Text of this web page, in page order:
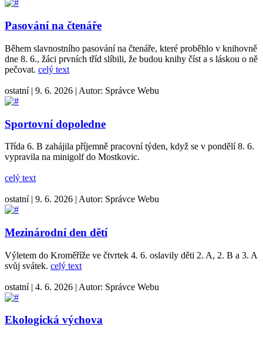
Pasování na čtenáře
Během slavnostního pasování na čtenáře, které proběhlo v knihovně
dne 8. 6., žáci prvních tříd slíbili, že budou knihy číst a s láskou o ně
pečovat. celý text
ostatní | 9. 6. 2026 | Autor: Správce Webu
Sportovní dopoledne
Třída 6. B zahájila příjemně pracovní týden, když se v pondělí 8. 6.
vypravila na minigolf do Mostkovic.
celý text
ostatní | 9. 6. 2026 | Autor: Správce Webu
Mezinárodní den dětí
Výletem do Kroměříže ve čtvrtek 4. 6. oslavily děti 2. A, 2. B a 3. A
svůj svátek. celý text
ostatní | 4. 6. 2026 | Autor: Správce Webu
Ekologická výchova